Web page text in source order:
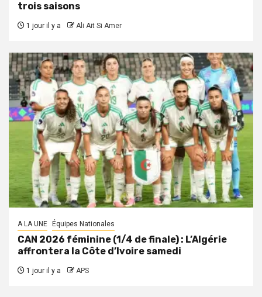
trois saisons
1 jour il y a Ali Ait Si Amer
A LA UNE Équipes Nationales
CAN 2026 féminine (1/4 de finale) : L’Algérie
affrontera la Côte d’Ivoire samedi
1 jour il y a APS